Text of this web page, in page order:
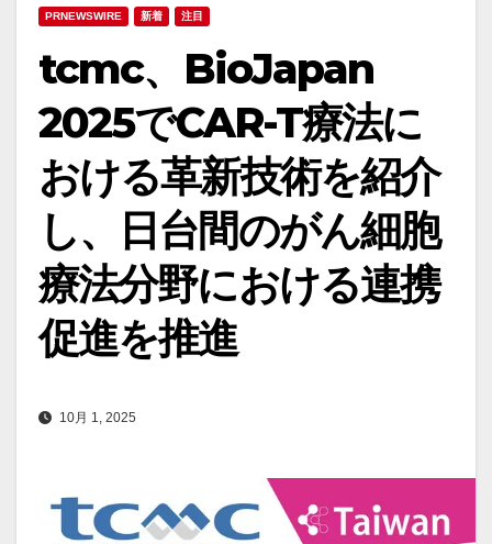
PRNEWSWIRE 新着 注目
tcmc、BioJapan
2025でCAR-T療法に
おける革新技術を紹介
し、日台間のがん細胞
療法分野における連携
促進を推進
10月 1, 2025